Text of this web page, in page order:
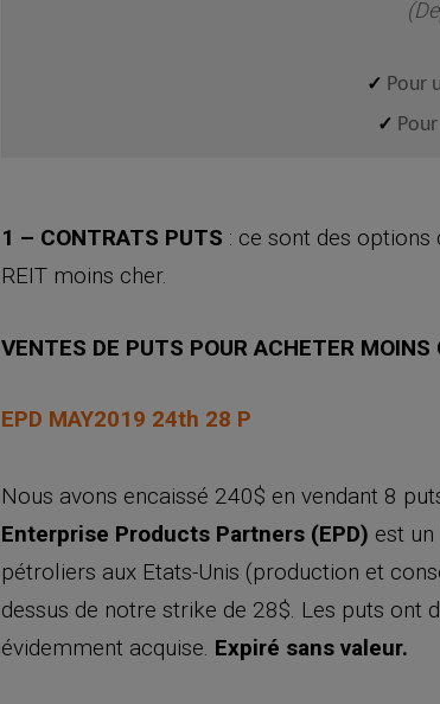
✓ Pour
✓
1 – CONTRATS PUTS : ce sont des
REIT moins cher.
VENTES DE PUTS POUR ACHETER MOINS
EPD MAY2019 24th 28 P
Nous avons encaissé 240$ en vendant 8
Enterprise Products Partners (EPD) est
pétroliers aux Etats-Unis (production et
dessus de notre strike de 28$. Les puts
évidemment acquise. Expiré sans valeur.